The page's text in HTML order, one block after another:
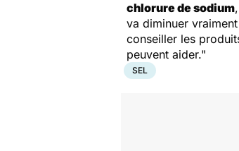
chlorure de sodium
va diminuer
conseiller les
peuvent aider."
SEL